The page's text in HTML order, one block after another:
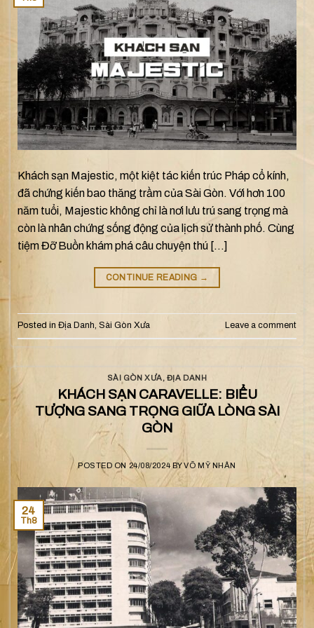
Khách sạn Majestic, một kiệt tác kiến trúc Pháp cổ kính,
đã chứng kiến bao thăng trầm của Sài Gòn. Với hơn 100
năm tuổi, Majestic không chỉ là nơi lưu trú sang trọng mà
còn là nhân chứng sống động của lịch sử thành phố. Cùng
tiệm Đỡ Buồn khám phá câu chuyện thú […]
CONTINUE READING →
Posted in Địa Danh, Sài Gòn Xưa Leave a comment
SÀI GÒN XƯA, ĐỊA DANH
KHÁCH SẠN CARAVELLE: BIỂU
TƯỢNG SANG TRỌNG GIỮA LÒNG SÀI
GÒN
POSTED ON 24/08/2024 BYVÕ MỸ NHÂN
24
Th8